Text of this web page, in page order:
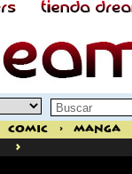
Comic > Manga
>